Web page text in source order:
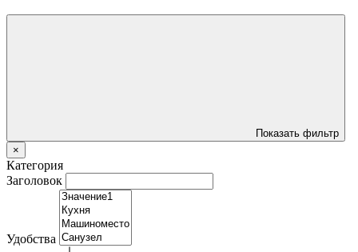
Показать фильтр
×
Категория
Заголовок
Удобства